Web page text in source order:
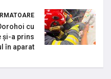
cu
și-a prins
în aparat